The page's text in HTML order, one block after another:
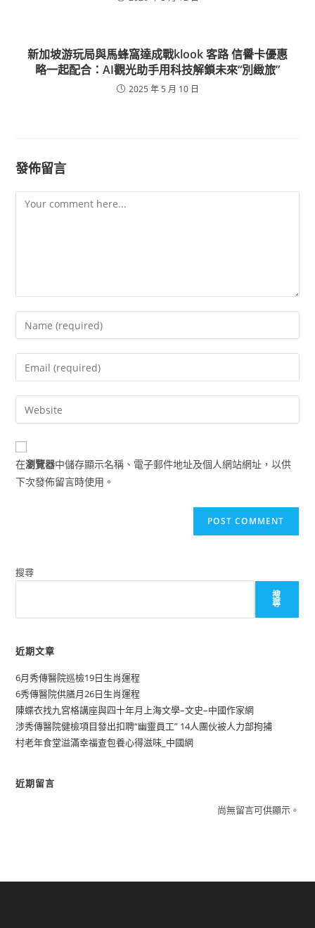
新加坡游玩局與馬蜂窩達成戰klook 客路 信譽卡優惠
略一起配合：AI觀光助手用科技解鎖未來“別緻旅”
2025 年 5 月 10 日
發佈留言
Comment
Enter
your
name
comment
Enter
your
email
address
comment
Enter
your
website
URL
(optional)
在瀏覽器中儲存顯示名稱、電子郵件地址及個人網站網址，以供
下次發佈留言時使用。
搜尋
搜
尋
近期文章
6月秀傳醫院巡檢19日生肖運程
6秀傳醫院供膳月26日生肖運程
陳蝶衣找九宮格講座與四十年月上海文學–文史–中國作家網
涉秀傳醫院健檢項目發出扣聘“幽靈員工” 14人團伙被人力部拘捕
村老年食堂溢滿幸福查包養心得滋味_中國網
近期留言
尚無留言可供顯示。